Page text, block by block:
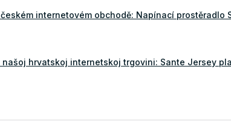
internetovém obchodě: Napínací prostěradlo
hrvatskoj internetskoj trgovini: Sante Jersey